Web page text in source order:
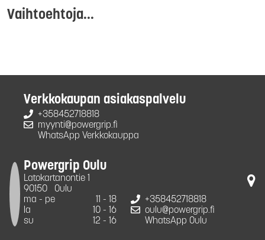
Vaihtoehtoja...
Verkkokaupan asiakaspalvelu
+358452718818
myynti@powergrip.fi
WhatsApp Verkkokauppa
Powergrip Oulu
Latokartanontie 1
90150
Oulu
ma - pe
11 - 18
la
10 - 16
su
12 - 16
+358452718818
oulu@powergrip.fi
WhatsApp Oulu